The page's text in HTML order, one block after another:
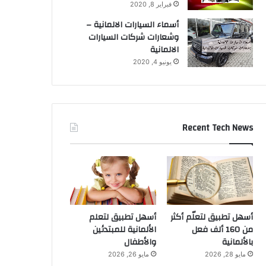
فبراير 8, 2020
أسماء السيارات الالمانية –
وشعارات شركات السيارات
الالمانية
يونيو 4, 2020
Recent Tech News
أسهل تطبيق لتعلّم أكثر
من 160 ألف فعل
بالألمانية
مايو 28, 2026
أسهل تطبيق لتعلم
الألمانية للمبتدئين
والأطفال
مايو 26, 2026